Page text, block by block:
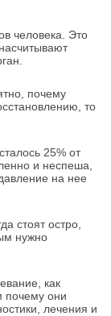
человека. Это
почему
то
25% от
и неспеша,
на нее
стоят остро,
нужно
как
почему они
лечения и